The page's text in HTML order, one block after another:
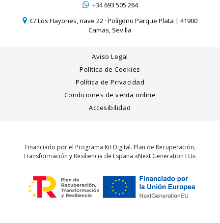
+34 693 505 264
C/ Los Hayones, nave 22 · Polígono Parque Plata | 41900
Camas, Sevilla
Aviso Legal
Política de Cookies
Política de Privacidad
Condiciones de venta online
Accesibilidad
Financiado por el Programa Kit Digital. Plan de Recuperación,
Transformación y Resiliencia de España «Next Generation EU».